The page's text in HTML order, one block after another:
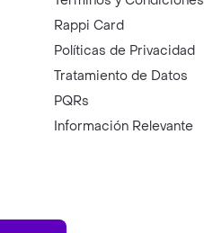
Rappi Card
Políticas de Privacidad
Tratamiento de Datos
PQRs
Información Relevante
AppGallery